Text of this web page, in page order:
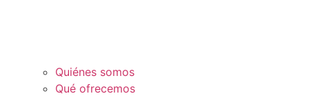
Quiénes somos
Qué ofrecemos